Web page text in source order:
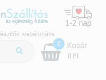
webáruháza
0
0 Ft
Kosár